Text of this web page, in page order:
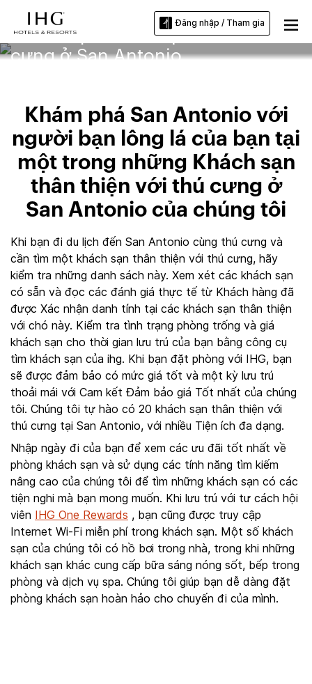
Đăng nhập / Tham gia
Khách sạn thân thiện với thú
cưng ở San Antonio
Khám phá San Antonio với
người bạn lông lá của bạn tại
một trong những Khách sạn
thân thiện với thú cưng ở
San Antonio của chúng tôi
Khi bạn đi du lịch đến San Antonio cùng thú cưng và
cần tìm một khách sạn thân thiện với thú cưng, hãy
kiểm tra những danh sách này. Xem xét các khách sạn
có sẵn và đọc các đánh giá thực tế từ Khách hàng đã
được Xác nhận danh tính tại các khách sạn thân thiện
với chó này. Kiểm tra tình trạng phòng trống và giá
khách sạn cho thời gian lưu trú của bạn bằng công cụ
tìm khách sạn của ihg. Khi bạn đặt phòng với IHG, bạn
sẽ được đảm bảo có mức giá tốt và một kỳ lưu trú
thoải mái với Cam kết Đảm bảo giá Tốt nhất của chúng
tôi. Chúng tôi tự hào có 20 khách sạn thân thiện với
thú cưng tại San Antonio, với nhiều Tiện ích đa dạng.
Nhập ngày đi của bạn để xem các ưu đãi tốt nhất về
phòng khách sạn và sử dụng các tính năng tìm kiếm
nâng cao của chúng tôi để tìm những khách sạn có các
tiện nghi mà bạn mong muốn. Khi lưu trú với tư cách hội
viên IHG One Rewards , bạn cũng được truy cập
Internet Wi-Fi miễn phí trong khách sạn. Một số khách
sạn của chúng tôi có hồ bơi trong nhà, trong khi những
khách sạn khác cung cấp bữa sáng nóng sốt, bếp trong
phòng và dịch vụ spa. Chúng tôi giúp bạn dễ dàng đặt
phòng khách sạn hoàn hảo cho chuyến đi của mình.